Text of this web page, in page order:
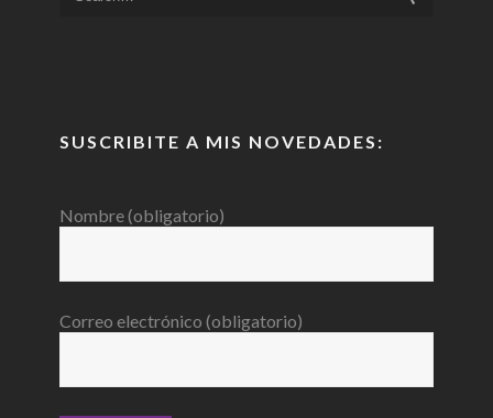
SUSCRIBITE A MIS NOVEDADES:
Nombre (obligatorio)
Correo electrónico (obligatorio)